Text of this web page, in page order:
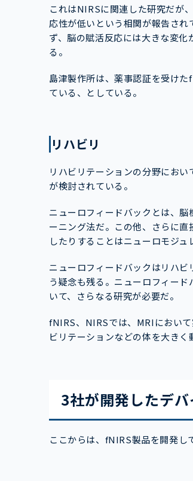
これはNIRSに関連した研究だが
応性が低いという相関が報告さ
ず、脳の賦活反応には大きな変
る。
島津製作所は、薬事認証を受け
ている、としている。
リハビリ
リハビリテーションの分野にお
が検討されている。
ニューロフィードバックとは、
ーニング法だ。この他、さらに
したりすることはニューロモジ
ニューロフィードバックはリハ
う疑念も残る。ニューロフィー
いて、さらなる研究が必要だ。
fNIRS、NIRSでは、MRIにおい
ビリテーションなどの体を大きく
3社が開発したデ
ここからは、fNIRS製品を開発し